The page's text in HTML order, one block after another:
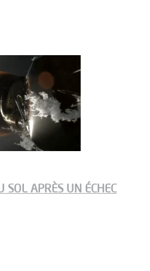
SOL APRÈS UN ÉCHEC